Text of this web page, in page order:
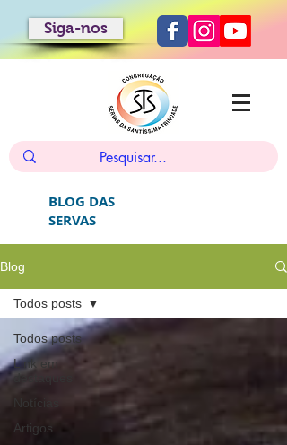
Siga-nos
BLOG DAS
SERVAS
Blog
Todos posts
Link em
destaques
Notícias
Artigos
Todos posts